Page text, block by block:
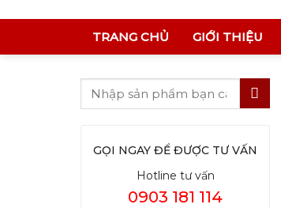
TRANG CHỦ GIỚI THIỆU
GỌI NGAY ĐỂ ĐƯỢC TƯ VẤN
Hotline tư vấn
0903 181 114